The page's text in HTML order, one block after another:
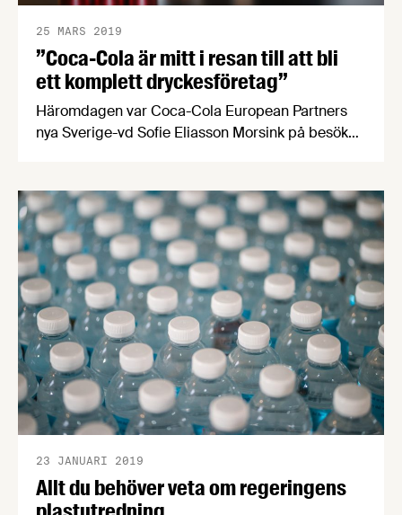
”Coca-Cola är mitt i resan till att bli
ett komplett dryckesföretag”
25 MARS 2019
Häromdagen var Coca-Cola European Partners
nya Sverige-vd Sofie Eliasson Morsink på besök
hållbarhetsarbete, hur man jobbar med
sockerfrågan, dryckesjättens första nya
burkmodell på 47 år och mer.
Allt du behöver veta om regeringens
23 JANUARI 2019